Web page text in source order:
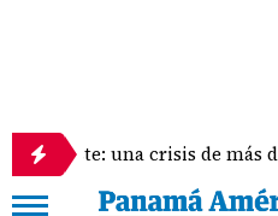
una crisis de más de 20 años